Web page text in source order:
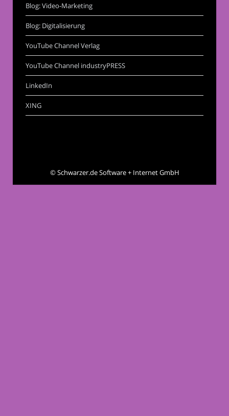
Blog: Video-Marketing
Blog: Digitalisierung
YouTube Channel Verlag
YouTube Channel industryPRESS
LinkedIn
XING
©Schwarzer.de Software + Internet GmbH